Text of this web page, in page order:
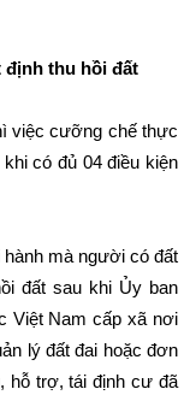
thu hồi đất
việc cưỡng chế thực
có đủ 04 điều kiện
mà người có đất
đất sau khi Ủy ban
Việt Nam cấp xã nơi
lý đất đai hoặc đơn
hỗ trợ, tái định cư đã